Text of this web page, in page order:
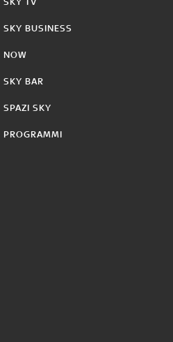
SKY BUSINESS
NOW
SKY BAR
SPAZI SKY
PROGRAMMI